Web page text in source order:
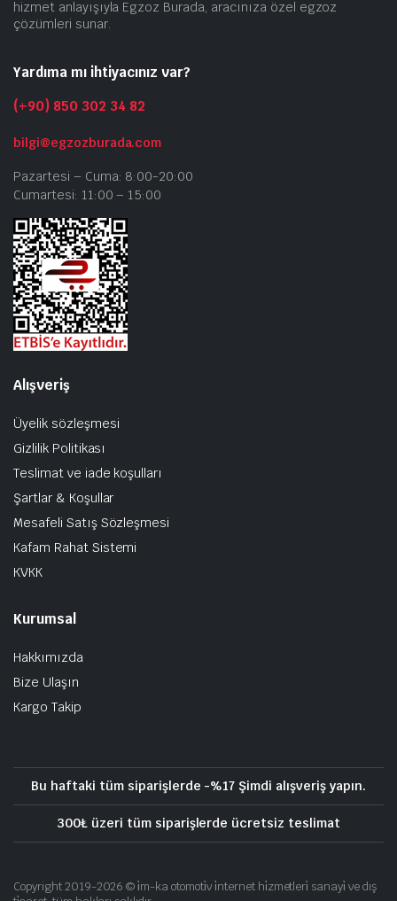
hizmet anlayışıyla Egzoz Burada, aracınıza özel egzoz
çözümleri sunar.
Yardıma mı ihtiyacınız var?
(+90) 850 302 34 82
bilgi@egzozburada.com
Pazartesi – Cuma: 8:00-20:00
Cumartesi: 11:00 – 15:00
Alışveriş
Üyelik sözleşmesi
Gizlilik Politikası
Teslimat ve iade koşulları
Şartlar & Koşullar
Mesafeli Satış Sözleşmesi
Kafam Rahat Sistemi
KVKK
Kurumsal
Hakkımızda
Bize Ulaşın
Kargo Takip
Bu haftaki tüm siparişlerde -%17 Şimdi alışveriş yapın.
300₺ üzeri tüm siparişlerde ücretsiz teslimat
Copyright 2019-2026 © i̇m-ka otomoti̇v i̇nternet hi̇zmetleri̇ sanayi̇ ve dış